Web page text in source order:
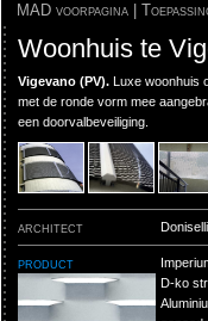
MAD voorpagina
Woonhuis te
Vigevano (PV). Luxe woonhuis
met de ronde vorm mee
een doorvalbeveiliging.
architect Doniselli
product
D-ko